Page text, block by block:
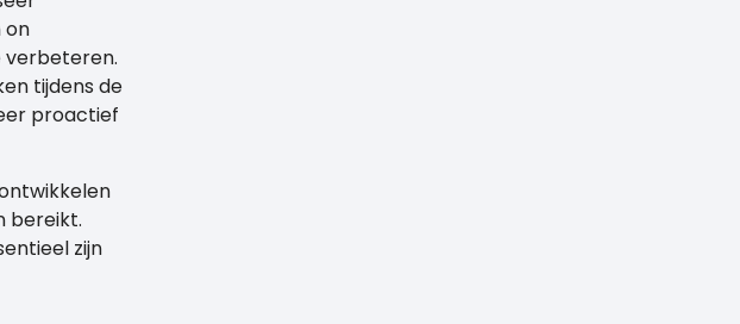
on
verbeteren.
tijdens de
proactief
bereikt.
zijn